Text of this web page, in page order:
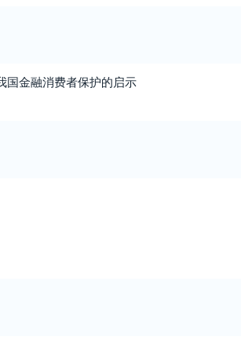
金融消费者保护的启示